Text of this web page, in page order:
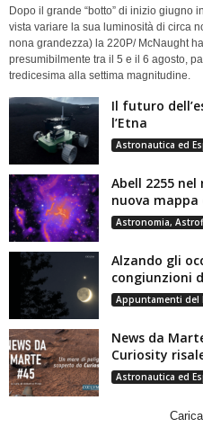
Dopo il grande “botto” di inizio giugno
vista variare la sua luminosità di circa
nona grandezza) la 220P/ McNaught
presumibilmente tra il 5 e il 6 agosto,
tredicesima alla settima magnitudine.
Il futuro
l’Etna
Astronautica ed
Abell 2255
nuova mappa
Astronomia,
Alzando gli
congiunzioni
Appuntamenti del
News da
Curiosity
Astronautica ed